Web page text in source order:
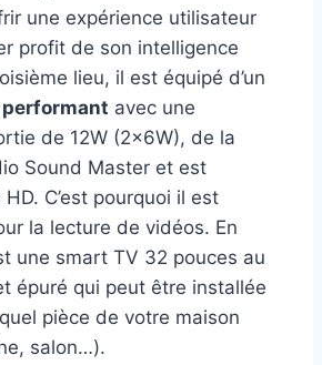
une expérience utilisateur
profit de son intelligence
lieu, il est équipé d’un
avec une
de 12W (2x6W), de la
Sound Master et est
C’est pourquoi il est
la lecture de vidéos. En
une smart TV 32 pouces au
épuré qui peut être installée
pièce de votre maison
salon…).